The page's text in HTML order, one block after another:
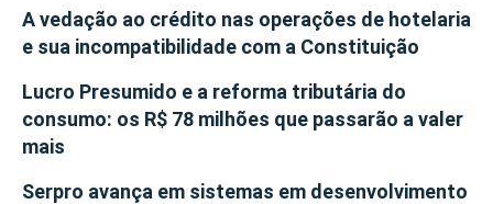
A vedação ao crédito nas operações de hotelaria
e sua incompatibilidade com a Constituição
Lucro Presumido e a reforma tributária do
consumo: os R$ 78 milhões que passarão a valer
mais
Serpro avança em sistemas em desenvolvimento